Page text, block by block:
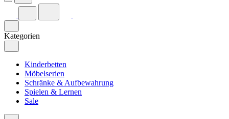
Kategorien
Kinderbetten
Möbelserien
Schränke & Aufbewahrung
Spielen & Lernen
Sale